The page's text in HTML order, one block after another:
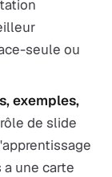
seule ou
exemples,
de slide
a une carte